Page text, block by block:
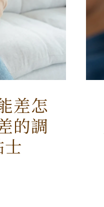
差怎
的調